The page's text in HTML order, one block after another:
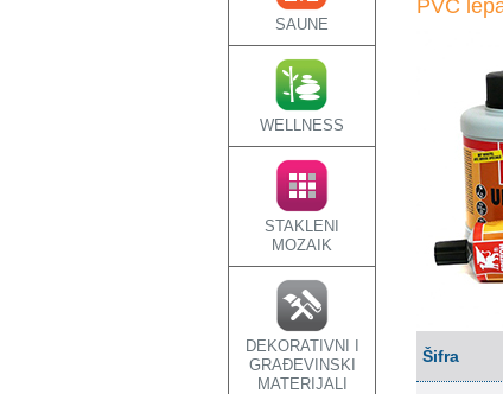
SAUNE
WELLNESS
STAKLENI
MOZAIK
DEKORATIVNI I
GRAĐEVINSKI
MATERIJALI
PVC
Šifra